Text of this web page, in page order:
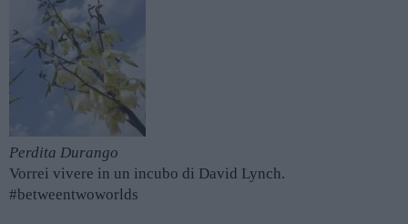
Perdita Durango
Vorrei vivere in un incubo di David Lynch.
#betweentwoworlds